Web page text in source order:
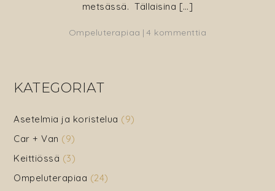
metsässä. Tällaisina […]
Ompeluterapiaa 4 kommenttia
KATEGORIAT
Asetelmia ja koristelua (9)
Car + Van (9)
Keittiössä (3)
Ompeluterapiaa (24)